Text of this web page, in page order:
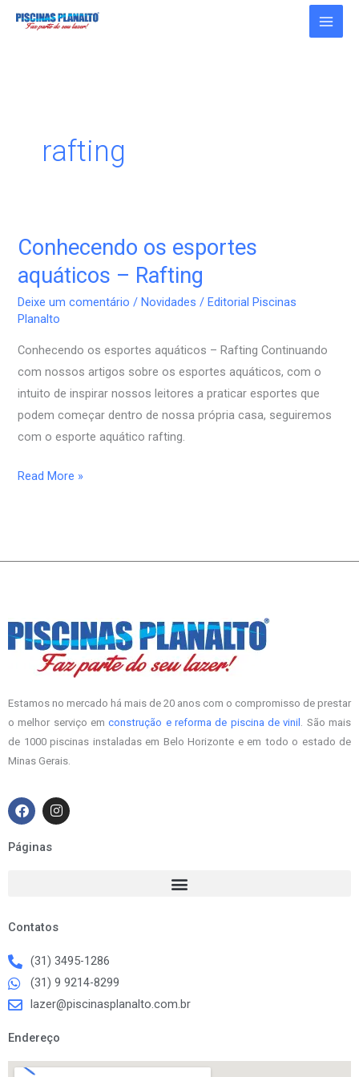
rafting
Conhecendo os esportes
aquáticos – Rafting
Deixe um comentário /Novidades /Editorial Piscinas
Planalto
Conhecendo os esportes aquáticos – Rafting Continuando
com nossos artigos sobre os esportes aquáticos, com o
intuito de inspirar nossos leitores a praticar esportes que
podem começar dentro de nossa própria casa, seguiremos
com o esporte aquático rafting.
Conhecendo
esportes
aquáticos
Rafting
Read More »
Estamos no mercado há mais de 20 anos com o compromisso de prestar
o melhor serviço emconstrução e reforma de piscina de vinil . São mais
de 1000 piscinas instaladas em Belo Horizonte e em todo o estado de
Minas Gerais.
F
a
c
e
b
I
n
s
Páginas
Contatos
(31) 3495-1286
(31) 9 9214-8299
lazer@piscinasplanalto.com.br
Endereço